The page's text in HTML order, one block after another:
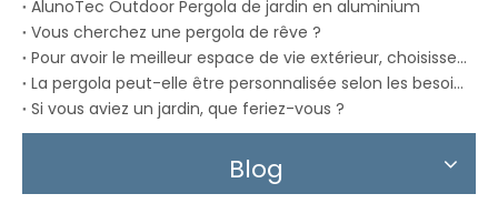
AlunoTec Outdoor Pergola de jardin en aluminium
Vous cherchez une pergola de rêve ?
Pour avoir le meilleur espace de vie extérieur, choisissez la pergola Alunotec
La pergola peut-elle être personnalisée selon les besoins réels des particuliers ?
Si vous aviez un jardin, que feriez-vous ?
Blog